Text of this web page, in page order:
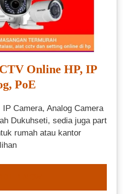
Online HP, IP
PoE
Camera, Analog Camera
Dukuhseti, sedia juga part
rumah atau kantor